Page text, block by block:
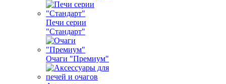
Печи серии
"Стандарт"
Очаги "Премиум"